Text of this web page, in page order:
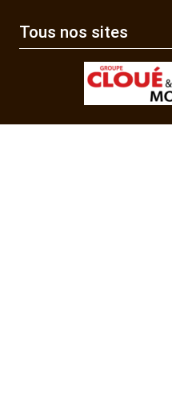
Tous nos sites